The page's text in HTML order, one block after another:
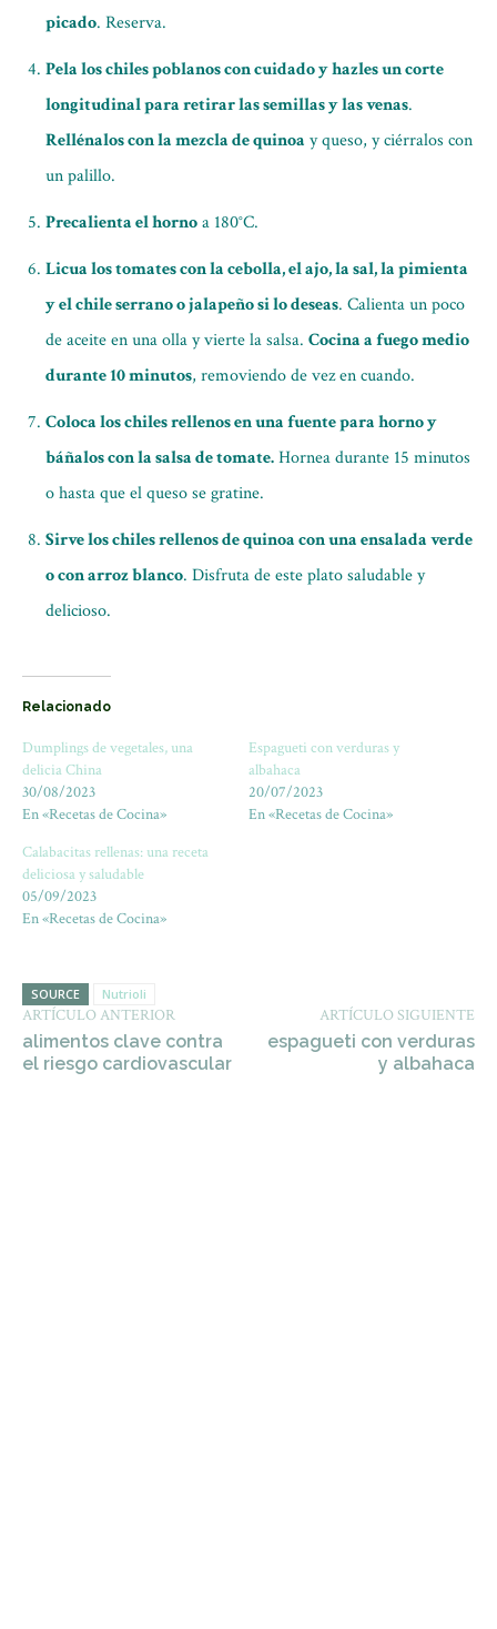
picado. Reserva.
Pela los chiles poblanos con cuidado y hazles un corte
longitudinal para retirar las semillas y las venas.
Rellénalos con la mezcla de quinoa y queso, y ciérralos con
un palillo.
Precalienta el hornoa 180°C.
Licua los tomates con la cebolla, el ajo, la sal, la pimienta
y el chile serrano o jalapeño si lo deseas. Calienta un poco
de aceite en una olla y vierte la salsa. Cocina a fuego medio
durante 10 minutos, removiendo de vez en cuando.
Coloca los chiles rellenos en una fuente para horno y
báñalos con la salsa de tomate.Hornea durante 15 minutos
o hasta que el queso se gratine.
Sirve los chiles rellenos de quinoa con una ensalada verde
o con arroz blanco. Disfruta de este plato saludable y
delicioso.
Relacionado
Dumplings de vegetales, una
delicia China
30/08/2023
En «Recetas de Cocina»
Espagueti con verduras y
albahaca
20/07/2023
En «Recetas de Cocina»
Calabacitas rellenas: una receta
deliciosa y saludable
05/09/2023
En «Recetas de Cocina»
SOURCE Nutrioli
ARTÍCULO ANTERIOR
alimentos clave contra
el riesgo cardiovascular
ARTÍCULO SIGUIENTE
espagueti con verduras
y albahaca